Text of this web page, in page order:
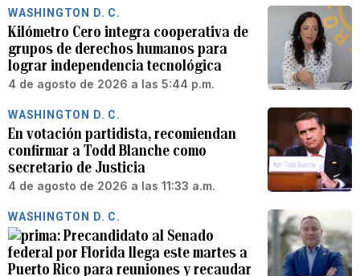
WASHINGTON D. C.
Kilómetro Cero integra cooperativa de
grupos de derechos humanos para
lograr independencia tecnológica
4 de agosto de 2026 a las 5:44 p.m.
WASHINGTON D. C.
En votación partidista, recomiendan
confirmar a Todd Blanche como
secretario de Justicia
4 de agosto de 2026 a las 11:33 a.m.
WASHINGTON D. C.
Precandidato al Senado
federal por Florida llega este martes a
Puerto Rico para reuniones y recaudar